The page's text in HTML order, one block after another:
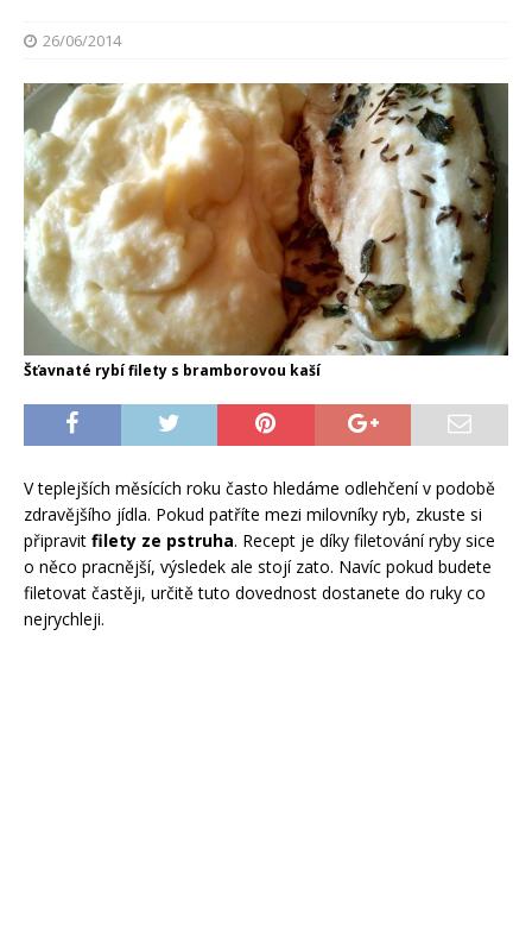
26/06/2014
Šťavnaté rybí filety s bramborovou kaší
V teplejších měsících roku často hledáme odlehčení v podobě
zdravějšího jídla. Pokud patříte mezi milovníky ryb, zkuste si
připravit filety ze pstruha. Recept je díky filetování ryby sice
o něco pracnější, výsledek ale stojí zato. Navíc pokud budete
filetovat častěji, určitě tuto dovednost dostanete do ruky co
nejrychleji.